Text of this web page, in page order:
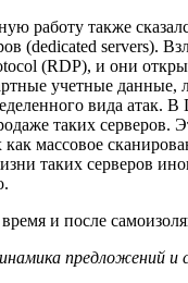
работу также
(dedicated servers).
(RDP), и они
учетные
вида атак.
таких серверов.
как массовое
таких серверов
предложений и